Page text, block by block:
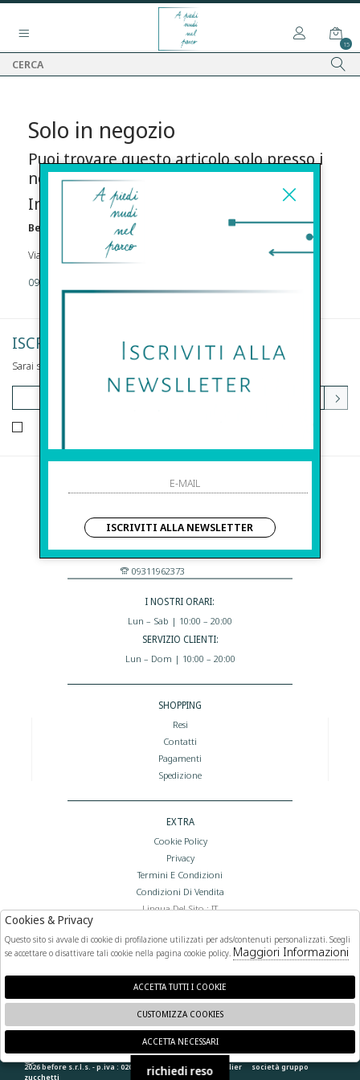
15
Solo in negozio
Puoi trovare questo articolo solo presso i
nostri punti vendita:
Info contatti
Before s.r.l.s.
Via Della Maestranza , 23 96100 Siracusa
09311962373
ISCRIVITI ALLA NEWSLETTER
Sarai sempre aggiornato su offerte e promozioni.
Before S.r.l.s.
Via Della Maestranza , 23
96100 Siracusa - Italia
Eshop@apiedinudinelparcoboutique.com
09311962373
I NOSTRI ORARI:
Lun – Sab | 10:00 – 20:00
SERVIZIO CLIENTI:
Lun – Dom | 10:00 – 20:00
SHOPPING
Resi
Contatti
Pagamenti
Spedizione
EXTRA
Cookie Policy
Privacy
Termini E Condizioni
Condizioni Di Vendita
Lingua Del Sito : IT
FOLLOW US
2026 before s.r.l.s. - p.iva : 02066400892 powered by atelier società gruppo
zucchetti
🍪
ISCRIVITI ALLA NEWSLETTER
richiedi reso
Cookies & Privacy
Questo sito si avvale di cookie di profilazione utilizzati per ads/contenuti personalizzati. Scegli
se accettare o disattivare tali cookie nella pagina cookie policy. Maggiori Informazioni
ACCETTA TUTTI I COOKIE
CUSTOMIZZA COOKIES
ACCETTA NECESSARI